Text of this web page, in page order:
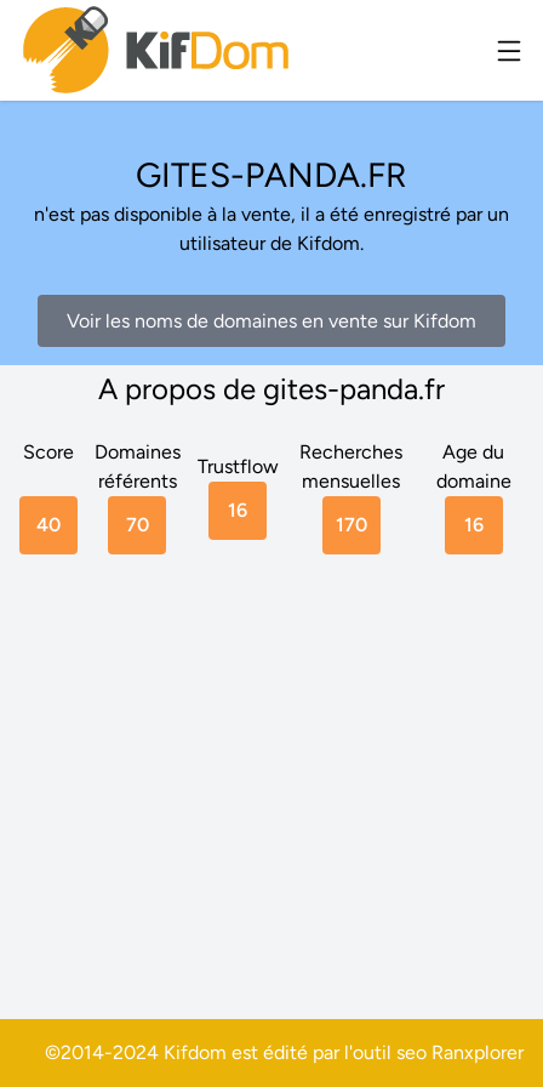
GITES-PANDA.FR
n'est pas disponible à la vente, il a été enregistré par un
utilisateur de Kifdom.
Voir les noms de domaines en vente sur Kifdom
A propos de gites-panda.fr
Score
40
Domaines
référents
70
Trustflow
16
Recherches
mensuelles
170
Age du
domaine
16
©2014-2024 Kifdom est édité par l'outil seo Ranxplorer